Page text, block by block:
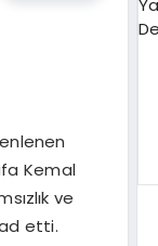
Kemal
ve
etti.